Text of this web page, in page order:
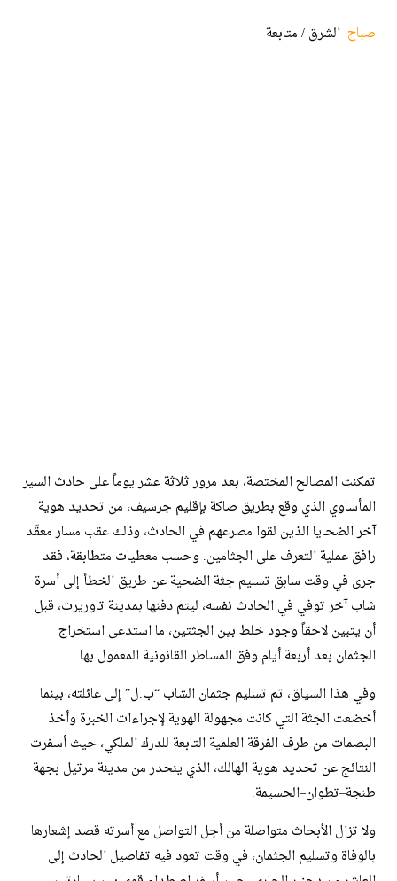
صباحالشرق / متابعة
تمكنت المصالح المختصة، بعد مرور ثلاثة عشر يوماً على حادث السير
المأساوي الذي وقع بطريق صاكة بإقليم جرسيف، من تحديد هوية
آخر الضحايا الذين لقوا مصرعهم في الحادث، وذلك عقب مسار معقّد
رافق عملية التعرف على الجثامين. وحسب معطيات متطابقة، فقد
جرى في وقت سابق تسليم جثة الضحية عن طريق الخطأ إلى أسرة
شاب آخر توفي في الحادث نفسه، ليتم دفنها بمدينة تاوريرت، قبل
أن يتبين لاحقاً وجود خلط بين الجثتين، ما استدعى استخراج
الجثمان بعد أربعة أيام وفق المساطر القانونية المعمول بها.
وفي هذا السياق، تم تسليم جثمان الشاب “ب.ل” إلى عائلته، بينما
أخضعت الجثة التي كانت مجهولة الهوية لإجراءات الخبرة وأخذ
البصمات من طرف الفرقة العلمية التابعة للدرك الملكي، حيث أسفرت
النتائج عن تحديد هوية الهالك، الذي ينحدر من مدينة مرتيل بجهة
طنجة–تطوان–الحسيمة.
ولا تزال الأبحاث متواصلة من أجل التواصل مع أسرته قصد إشعارها
بالوفاة وتسليم الجثمان، في وقت تعود فيه تفاصيل الحادث إلى